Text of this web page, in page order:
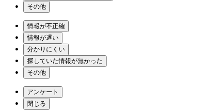
その他
情報が不正確
情報が遅い
分かりにくい
探していた情報が無かった
その他
アンケート
閉じる